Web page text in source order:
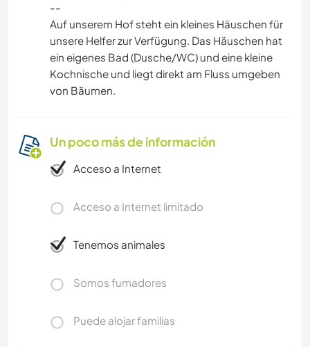
--
Auf unserem Hof steht ein kleines Häuschen für
unsere Helfer zur Verfügung. Das Häuschen hat
ein eigenes Bad (Dusche/WC) und eine kleine
Kochnische und liegt direkt am Fluss umgeben
von Bäumen.
Un poco más de información
Acceso a Internet
Acceso a Internet limitado
Tenemos animales
Somos fumadores
Puede alojar familias